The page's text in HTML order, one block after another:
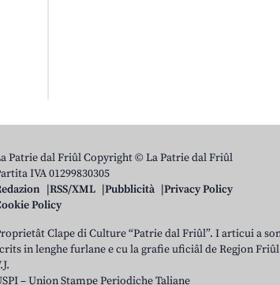
Patrie dal Friûl Copyright © La Patrie dal Friûl
IVA 01299830305
RSS/XML Pubblicità
Privacy Policy
Policy
Clape di Culture “Patrie dal Friûl”. I articui a
in lenghe furlane e cu la grafie uficiâl de Regjon
– Union Stampe Periodiche Taliane